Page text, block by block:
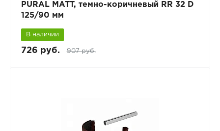
PURAL MATT, темно-коричневый RR 32 D
125/90 мм
В наличии
726 руб. 907 руб.